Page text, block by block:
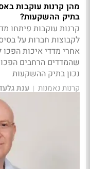
בתיק ההשקעות?
קרנות עוקבות פיתחו
לקבוצות חברות על
אחרי מדדי איכות
שהמדדים הרחבים הפכו
נכון בתיק ההשקעות
קרנות נאמנות | ענת